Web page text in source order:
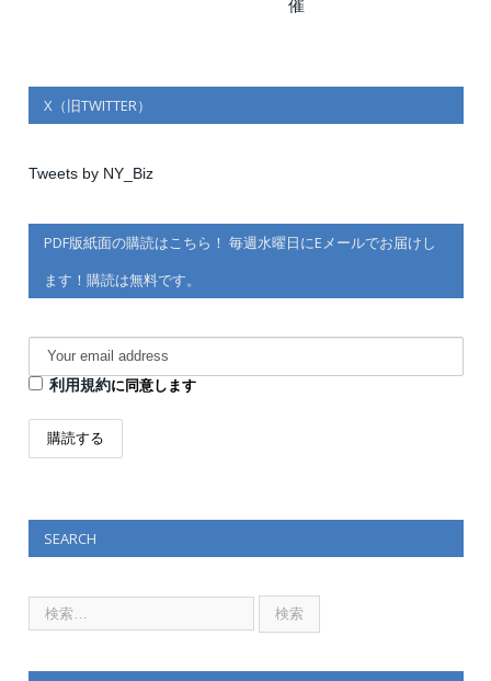
催
X（旧TWITTER）
Tweets by NY_Biz
PDF版紙面の購読はこちら！ 毎週水曜日にEメールでお届けし
ます！購読は無料です。
利用規約に同意します
SEARCH